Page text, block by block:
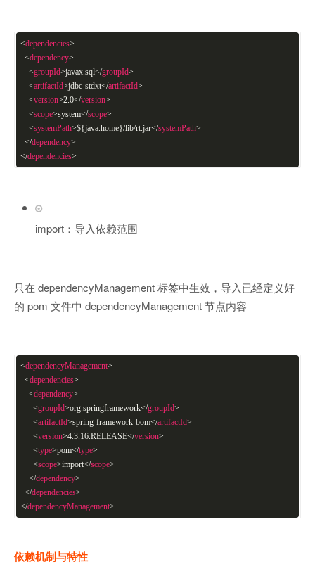
<dependencies>
<dependency>
<groupId>javax.sql</groupId>
<artifactId>jdbc-stdxt</artifactId>
<version>2.0</version>
<scope>system</scope>
<systemPath>${java.home}/lib/rt.jar</systemPath>
</dependency>
</dependencies>
import：导入依赖范围
只在 dependencyManagement 标签中生效，导入已经定义好
的 pom 文件中 dependencyManagement 节点内容
<dependencyManagement>
<dependencies>
<dependency>
<groupId>org.springframework</groupId>
<artifactId>spring-framework-bom</artifactId>
<version>4.3.16.RELEASE</version>
<type>pom</type>
<scope>import</scope>
</dependency>
</dependencies>
</dependencyManagement>
依赖机制与特性